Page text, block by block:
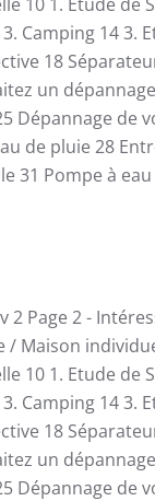
3. Camping 143.
18
un dépannage
Dépannage de
de pluie 28
31 Pompe à
2 Page 2 -
/ Maison
10 1. Etude de
3. Camping 143.
18
un dépannage
Dépannage de